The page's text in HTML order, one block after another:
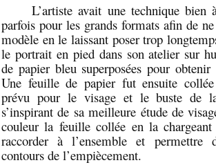
L’artiste avait une technique bien
parfois pour les grands formats afin de
modèle en le laissant poser trop
le portrait en pied dans son atelier sur
de papier bleu superposées pour
Une feuille de papier fut ensuite collée
prévu pour le visage et le buste de
s’inspirant de sa meilleure étude de
couleur la feuille collée en la
raccorder à l’ensemble et permettre
contours de l’empiècement.